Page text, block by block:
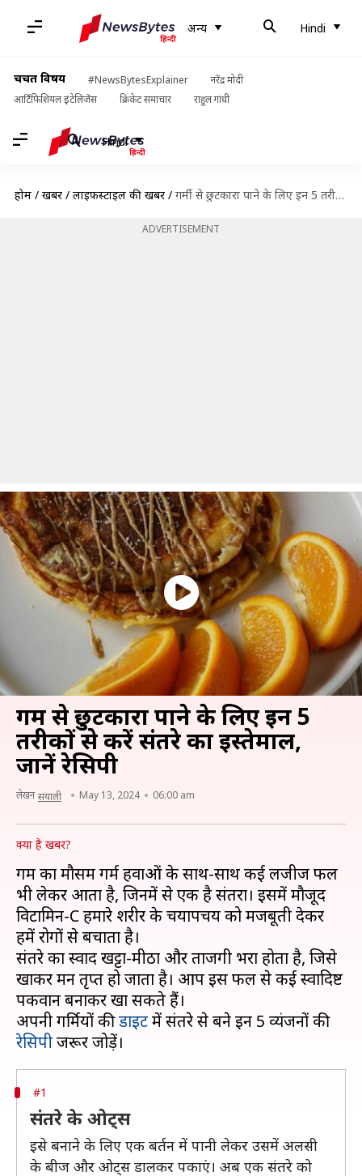
अन्य Hindi
चर्चित विषय #NewsBytesExplainer
नरेंद्र मोदी
आर्टिफिशियल इंटेलिजेंस
क्रिकेट समाचार राहुल गांधी
Hindi
होम / खबरें / लाइफस्टाइल की खबरें / गर्मी से छुटकारा पाने के लिए इन 5 तरीकों से करें संतरे का इस्तेमाल, जानें रेसिपी
ADVERTISEMENT
गर्मी से छुटकारा पाने के लिए इन 5
तरीकों से करें संतरे का इस्तेमाल,
जानें रेसिपी
लेखन सयाली May 13, 2024 06:00 am
क्या है खबर?
गर्मी का मौसम गर्म हवाओं के साथ-साथ कई लजीज फल
भी लेकर आता है, जिनमें से एक है संतरा। इसमें मौजूद
विटामिन-C हमारे शरीर के चयापचय को मजबूती देकर
हमें रोगों से बचाता है।
संतरे का स्वाद खट्टा-मीठा और ताजगी भरा होता है, जिसे
खाकर मन तृप्त हो जाता है। आप इस फल से कई स्वादिष्ट
पकवान बनाकर खा सकते हैं।
अपनी गर्मियों कीडाइटमें संतरे से बने इन 5 व्यंजनों की
रेसिपी
#1
संतरे के ओट्स
इसे बनाने के लिए एक बर्तन में पानी लेकर उसमें अलसी
के बीज और ओट्स डालकर पकाएं। अब एक संतरे को